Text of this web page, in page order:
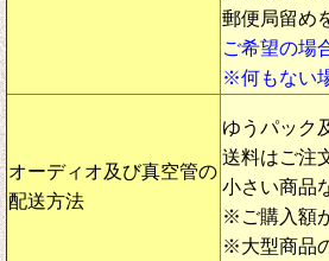
郵便局留め
ご希望の場
※何もない
オーディオ及び真空管の
配送方法
ゆうパック
送料はご注
小さい商品
※ご購入額
※大型商品